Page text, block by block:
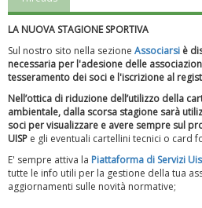
Luglio 2026: "Pensando con i piedi,
LA NUOVA STAGIONE SPORTIVA
Sul nostro sito nella sezione Associarsi è
necessaria per l'adesione delle
tesseramento dei soci e l'iscrizione al
Nell’ottica di riduzione dell’utilizzo della
ambientale, dalla scorsa stagione sarà
soci per visualizzare e avere sempre sul
UISP e gli eventuali cartellini tecnici o card
E' sempre attiva la Piattaforma di Servizi
tutte le info utili per la gestione della tua
aggiornamenti sulle novità normative;